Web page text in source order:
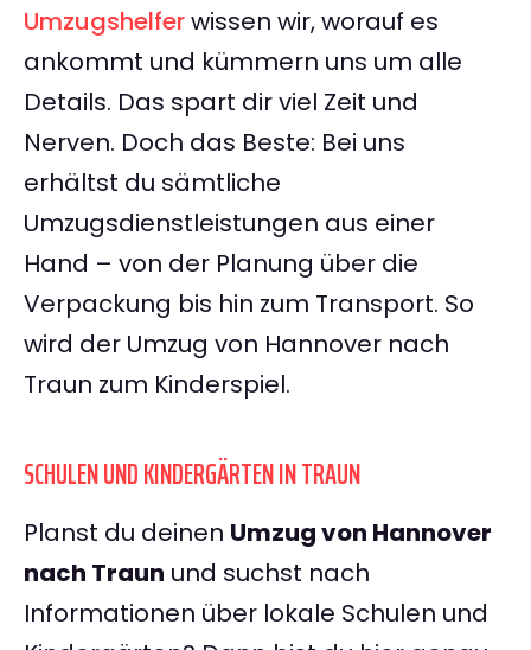
Umzugshelferwissen wir, worauf es
ankommt und kümmern uns um alle
Details. Das spart dir viel Zeit und
Nerven. Doch das Beste: Bei uns
erhältst du sämtliche
Umzugsdienstleistungen aus einer
Hand – von der Planung über die
Verpackung bis hin zum Transport. So
wird der Umzug von Hannover nach
Traun zum Kinderspiel.
SCHULEN UND KINDERGÄRTEN IN TRAUN
Planst du deinen Umzug von Hannover
nach Traun und suchst nach
Informationen über lokale Schulen und